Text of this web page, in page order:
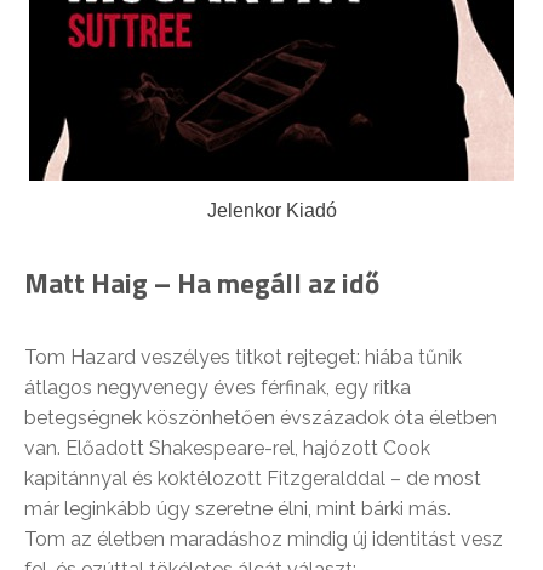
Jelenkor Kiadó
Matt Haig – Ha megáll az idő
Tom Hazard veszélyes titkot rejteget: hiába tűnik
átlagos negyvenegy éves férfinak, egy ritka
betegségnek köszönhetően évszázadok óta életben
van. Előadott Shakespeare-rel, hajózott Cook
kapitánnyal és koktélozott Fitzgeralddal – de most
már leginkább úgy szeretne élni, mint bárki más.
Tom az életben maradáshoz mindig új identitást vesz